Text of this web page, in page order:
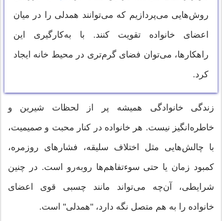
روش‌هایی می‌پردازیم که می‌توانند همدلی را در میان
اعضای خانواده تقویت کنند. با به‌کارگیری این
راهکارها، می‌توان فضای گرم‌تری در محیط خانه ایجاد
کرد.
زندگی خانوادگی همیشه پر از لحظات شیرین و
خاطره‌انگیز نیست. هر خانواده در کنار محبت و صمیمیت،
با چالش‌هایی مثل اختلاف سلیقه، فشارهای روزمره،
کمبود زمان یا حتی سوءتفاهم‌ها روبه‌رو است. در چنین
شرایطی، آن‌چه می‌تواند مانند چسبی قوی اعضای
خانواده را به هم متصل نگه دارد، "همدلی" است.